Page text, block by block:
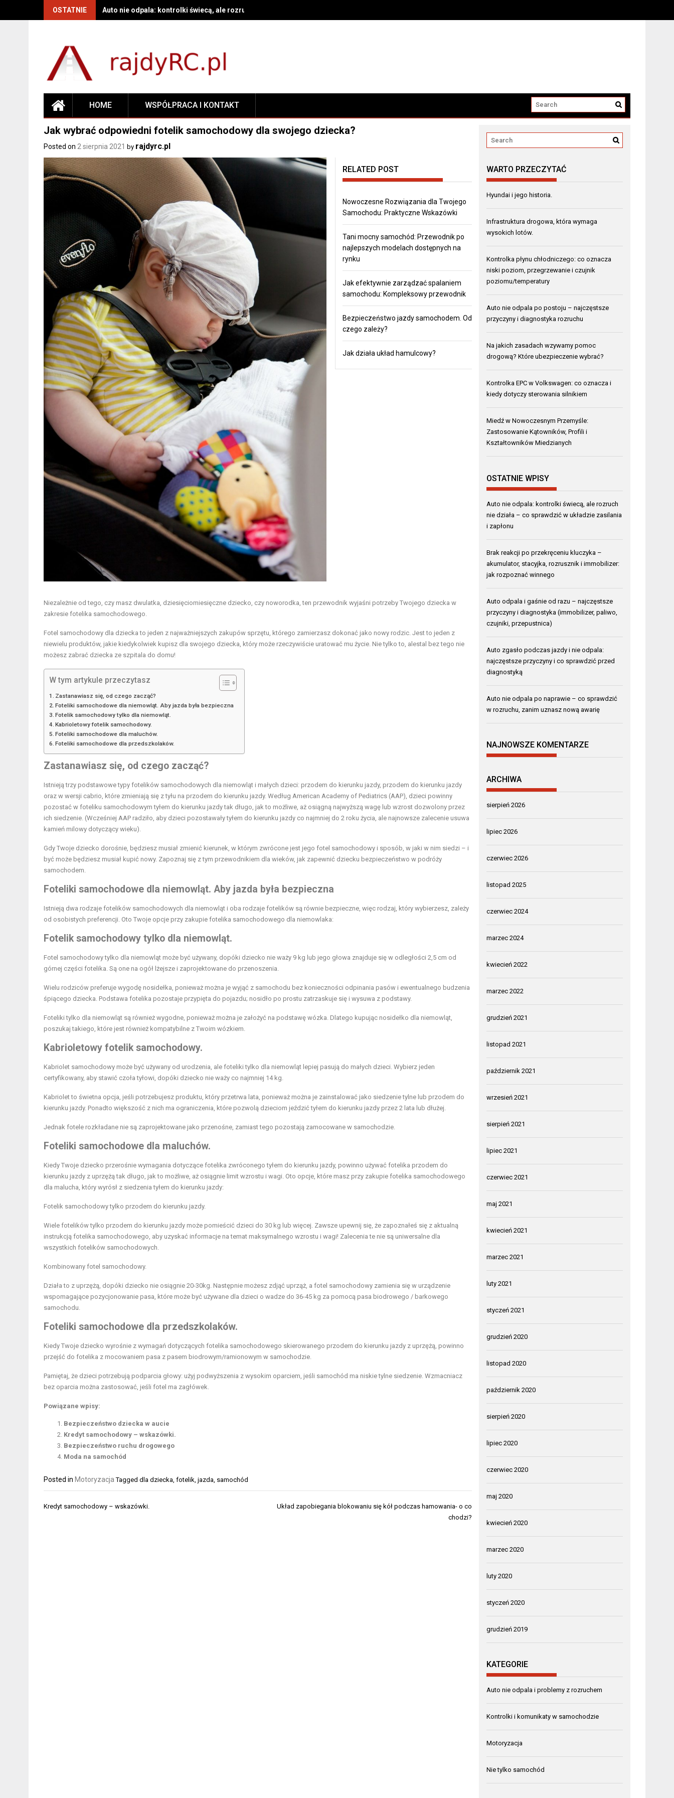
OSTATNIE Auto nie odpala: kontrolki świecą, ale rozruch nie działa – co sprawdzić w układzie zasilania i zapłonu
HOME WSPÓŁPRACA I KONTAKT
Jak wybrać odpowiedni fotelik samochodowy dla swojego dziecka?
Posted on 2 sierpnia 2021 by rajdyrc.pl
RELATED POST
Nowoczesne Rozwiązania dla Twojego
Samochodu: Praktyczne Wskazówki
Tani mocny samochód: Przewodnik po
najlepszych modelach dostępnych na
rynku
Jak efektywnie zarządzać spalaniem
samochodu: Kompleksowy przewodnik
Bezpieczeństwo jazdy samochodem. Od
czego zależy?
Jak działa układ hamulcowy?
Niezależnie od tego, czy masz dwulatka, dziesięciomiesięczne dziecko, czy noworodka, ten przewodnik wyjaśni potrzeby Twojego dziecka w
zakresie fotelika samochodowego.
Fotel samochodowy dla dziecka to jeden z najważniejszych zakupów sprzętu, którego zamierzasz dokonać jako nowy rodzic. Jest to jeden z
niewielu produktów, jakie kiedykolwiek kupisz dla swojego dziecka, który może rzeczywiście uratować mu życie. Nie tylko to, alestal bez tego nie
możesz zabrać dziecka ze szpitala do domu!
W tym artykule przeczytasz
Zastanawiasz się, od czego zacząć?
Foteliki samochodowe dla niemowląt. Aby jazda była bezpieczna
Fotelik samochodowy tylko dla niemowląt.
Kabrioletowy fotelik samochodowy.
Foteliki samochodowe dla maluchów.
Foteliki samochodowe dla przedszkolaków.
Zastanawiasz się, od czego zacząć?
Istnieją trzy podstawowe typy fotelików samochodowych dla niemowląt i małych dzieci: przodem do kierunku jazdy, przodem do kierunku jazdy
oraz w wersji cabrio, które zmieniają się z tyłu na przodem do kierunku jazdy. Według American Academy of Pediatrics (AAP), dzieci powinny
pozostać w foteliku samochodowym tyłem do kierunku jazdy tak długo, jak to możliwe, aż osiągną najwyższą wagę lub wzrost dozwolony przez
ich siedzenie. (Wcześniej AAP radziło, aby dzieci pozostawały tyłem do kierunku jazdy co najmniej do 2 roku życia, ale najnowsze zalecenie usuwa
kamień milowy dotyczący wieku).
Gdy Twoje dziecko dorośnie, będziesz musiał zmienić kierunek, w którym zwrócone jest jego fotel samochodowy i sposób, w jaki w nim siedzi – i
być może będziesz musiał kupić nowy. Zapoznaj się z tym przewodnikiem dla wieków, jak zapewnić dziecku bezpieczeństwo w podróży
samochodem.
Foteliki samochodowe dla niemowląt. Aby jazda była bezpieczna
Istnieją dwa rodzaje fotelików samochodowych dla niemowląt i oba rodzaje fotelików są równie bezpieczne, więc rodzaj, który wybierzesz, zależy
od osobistych preferencji. Oto Twoje opcje przy zakupie fotelika samochodowego dla niemowlaka:
Fotelik samochodowy tylko dla niemowląt.
Fotel samochodowy tylko dla niemowląt może być używany, dopóki dziecko nie waży 9 kg lub jego głowa znajduje się w odległości 2,5 cm od
górnej części fotelika. Są one na ogół lżejsze i zaprojektowane do przenoszenia.
Wielu rodziców preferuje wygodę nosidełka, ponieważ można je wyjąć z samochodu bez konieczności odpinania pasów i ewentualnego budzenia
śpiącego dziecka. Podstawa fotelika pozostaje przypięta do pojazdu; nosidło po prostu zatrzaskuje się i wysuwa z podstawy.
Foteliki tylko dla niemowląt są również wygodne, ponieważ można je założyć na podstawę wózka. Dlatego kupując nosidełko dla niemowląt,
poszukaj takiego, które jest również kompatybilne z Twoim wózkiem.
Kabrioletowy fotelik samochodowy.
Kabriolet samochodowy może być używany od urodzenia, ale foteliki tylko dla niemowląt lepiej pasują do małych dzieci. Wybierz jeden
certyfikowany, aby stawić czoła tyłowi, dopóki dziecko nie waży co najmniej 14 kg.
Kabriolet to świetna opcja, jeśli potrzebujesz produktu, który przetrwa lata, ponieważ można je zainstalować jako siedzenie tylne lub przodem do
kierunku jazdy. Ponadto większość z nich ma ograniczenia, które pozwolą dzieciom jeździć tyłem do kierunku jazdy przez 2 lata lub dłużej.
Jednak fotele rozkładane nie są zaprojektowane jako przenośne, zamiast tego pozostają zamocowane w samochodzie.
Foteliki samochodowe dla maluchów.
Kiedy Twoje dziecko przerośnie wymagania dotyczące fotelika zwróconego tyłem do kierunku jazdy, powinno używać fotelika przodem do
kierunku jazdy z uprzężą tak długo, jak to możliwe, aż osiągnie limit wzrostu i wagi. Oto opcje, które masz przy zakupie fotelika samochodowego
dla malucha, który wyrósł z siedzenia tyłem do kierunku jazdy:
Fotelik samochodowy tylko przodem do kierunku jazdy.
Wiele fotelików tylko przodem do kierunku jazdy może pomieścić dzieci do 30 kg lub więcej. Zawsze upewnij się, że zapoznałeś się z aktualną
instrukcją fotelika samochodowego, aby uzyskać informacje na temat maksymalnego wzrostu i wagi! Zalecenia te nie są uniwersalne dla
wszystkich fotelików samochodowych.
Kombinowany fotel samochodowy.
Działa to z uprzężą, dopóki dziecko nie osiągnie 20-30kg. Następnie możesz zdjąć uprząż, a fotel samochodowy zamienia się w urządzenie
wspomagające pozycjonowanie pasa, które może być używane dla dzieci o wadze do 36-45 kg za pomocą pasa biodrowego / barkowego
samochodu.
Foteliki samochodowe dla przedszkolaków.
Kiedy Twoje dziecko wyrośnie z wymagań dotyczących fotelika samochodowego skierowanego przodem do kierunku jazdy z uprzężą, powinno
przejść do fotelika z mocowaniem pasa z pasem biodrowym/ramionowym w samochodzie.
Pamiętaj, że dzieci potrzebują podparcia głowy: użyj podwyższenia z wysokim oparciem, jeśli samochód ma niskie tylne siedzenie. Wzmacniacz
bez oparcia można zastosować, jeśli fotel ma zagłówek.
Powiązane wpisy:
Bezpieczeństwo dziecka w aucie
Kredyt samochodowy – wskazówki.
Bezpieczeństwo ruchu drogowego
Moda na samochód
Posted in Motoryzacja Tagged dla dziecka, fotelik, jazda, samochód
Nawigacja
Kredyt samochodowy – wskazówki.
Układ zapobiegania blokowaniu się kół podczas hamowania- o co
chodzi?
WARTO PRZECZYTAĆ
Hyundai i jego historia.
Infrastruktura drogowa, która wymaga
wysokich lotów.
Kontrolka płynu chłodniczego: co oznacza
niski poziom, przegrzewanie i czujnik
poziomu/temperatury
Auto nie odpala po postoju – najczęstsze
przyczyny i diagnostyka rozruchu
Na jakich zasadach wzywamy pomoc
drogową? Które ubezpieczenie wybrać?
Kontrolka EPC w Volkswagen: co oznacza i
kiedy dotyczy sterowania silnikiem
Miedź w Nowoczesnym Przemyśle:
Zastosowanie Kątowników, Profili i
Kształtowników Miedzianych
OSTATNIE WPISY
Auto nie odpala: kontrolki świecą, ale rozruch
nie działa – co sprawdzić w układzie zasilania
i zapłonu
Brak reakcji po przekręceniu kluczyka –
akumulator, stacyjka, rozrusznik i immobilizer:
jak rozpoznać winnego
Auto odpala i gaśnie od razu – najczęstsze
przyczyny i diagnostyka (immobilizer, paliwo,
czujniki, przepustnica)
Auto zgasło podczas jazdy i nie odpala:
najczęstsze przyczyny i co sprawdzić przed
diagnostyką
Auto nie odpala po naprawie – co sprawdzić
w rozruchu, zanim uznasz nową awarię
NAJNOWSZE KOMENTARZE
ARCHIWA
sierpień 2026
lipiec 2026
czerwiec 2026
listopad 2025
czerwiec 2024
marzec 2024
kwiecień 2022
marzec 2022
grudzień 2021
listopad 2021
październik 2021
wrzesień 2021
sierpień 2021
lipiec 2021
czerwiec 2021
maj 2021
kwiecień 2021
marzec 2021
luty 2021
styczeń 2021
grudzień 2020
listopad 2020
październik 2020
sierpień 2020
lipiec 2020
czerwiec 2020
maj 2020
kwiecień 2020
marzec 2020
luty 2020
styczeń 2020
grudzień 2019
KATEGORIE
Auto nie odpala i problemy z rozruchem
Kontrolki i komunikaty w samochodzie
Motoryzacja
Nie tylko samochód